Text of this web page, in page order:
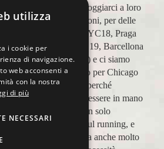
modo di appoggiarci a loro
in più occasioni, per delle
maratone (NYC18, Praga
19, Valencia 19, Barcellona
21, NYC 22) e ci siamo
affidati a loro per Chicago
23 (ottobre) perché
sappiamo di essere in mano
a persone non solo
competenti sul running, e
sulle città, ma anche molto
utilizza
i cookie per
di navigazione.
web acconsenti a
con la nostra
di più
NECESSARI